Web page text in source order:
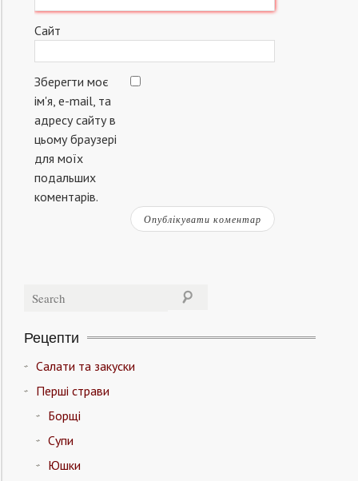
Сайт
Зберегти моє
ім'я, e-mail, та
адресу сайту в
цьому браузері
для моїх
подальших
коментарів.
Рецепти
Салати та закуски
Перші страви
Борщі
Супи
Юшки